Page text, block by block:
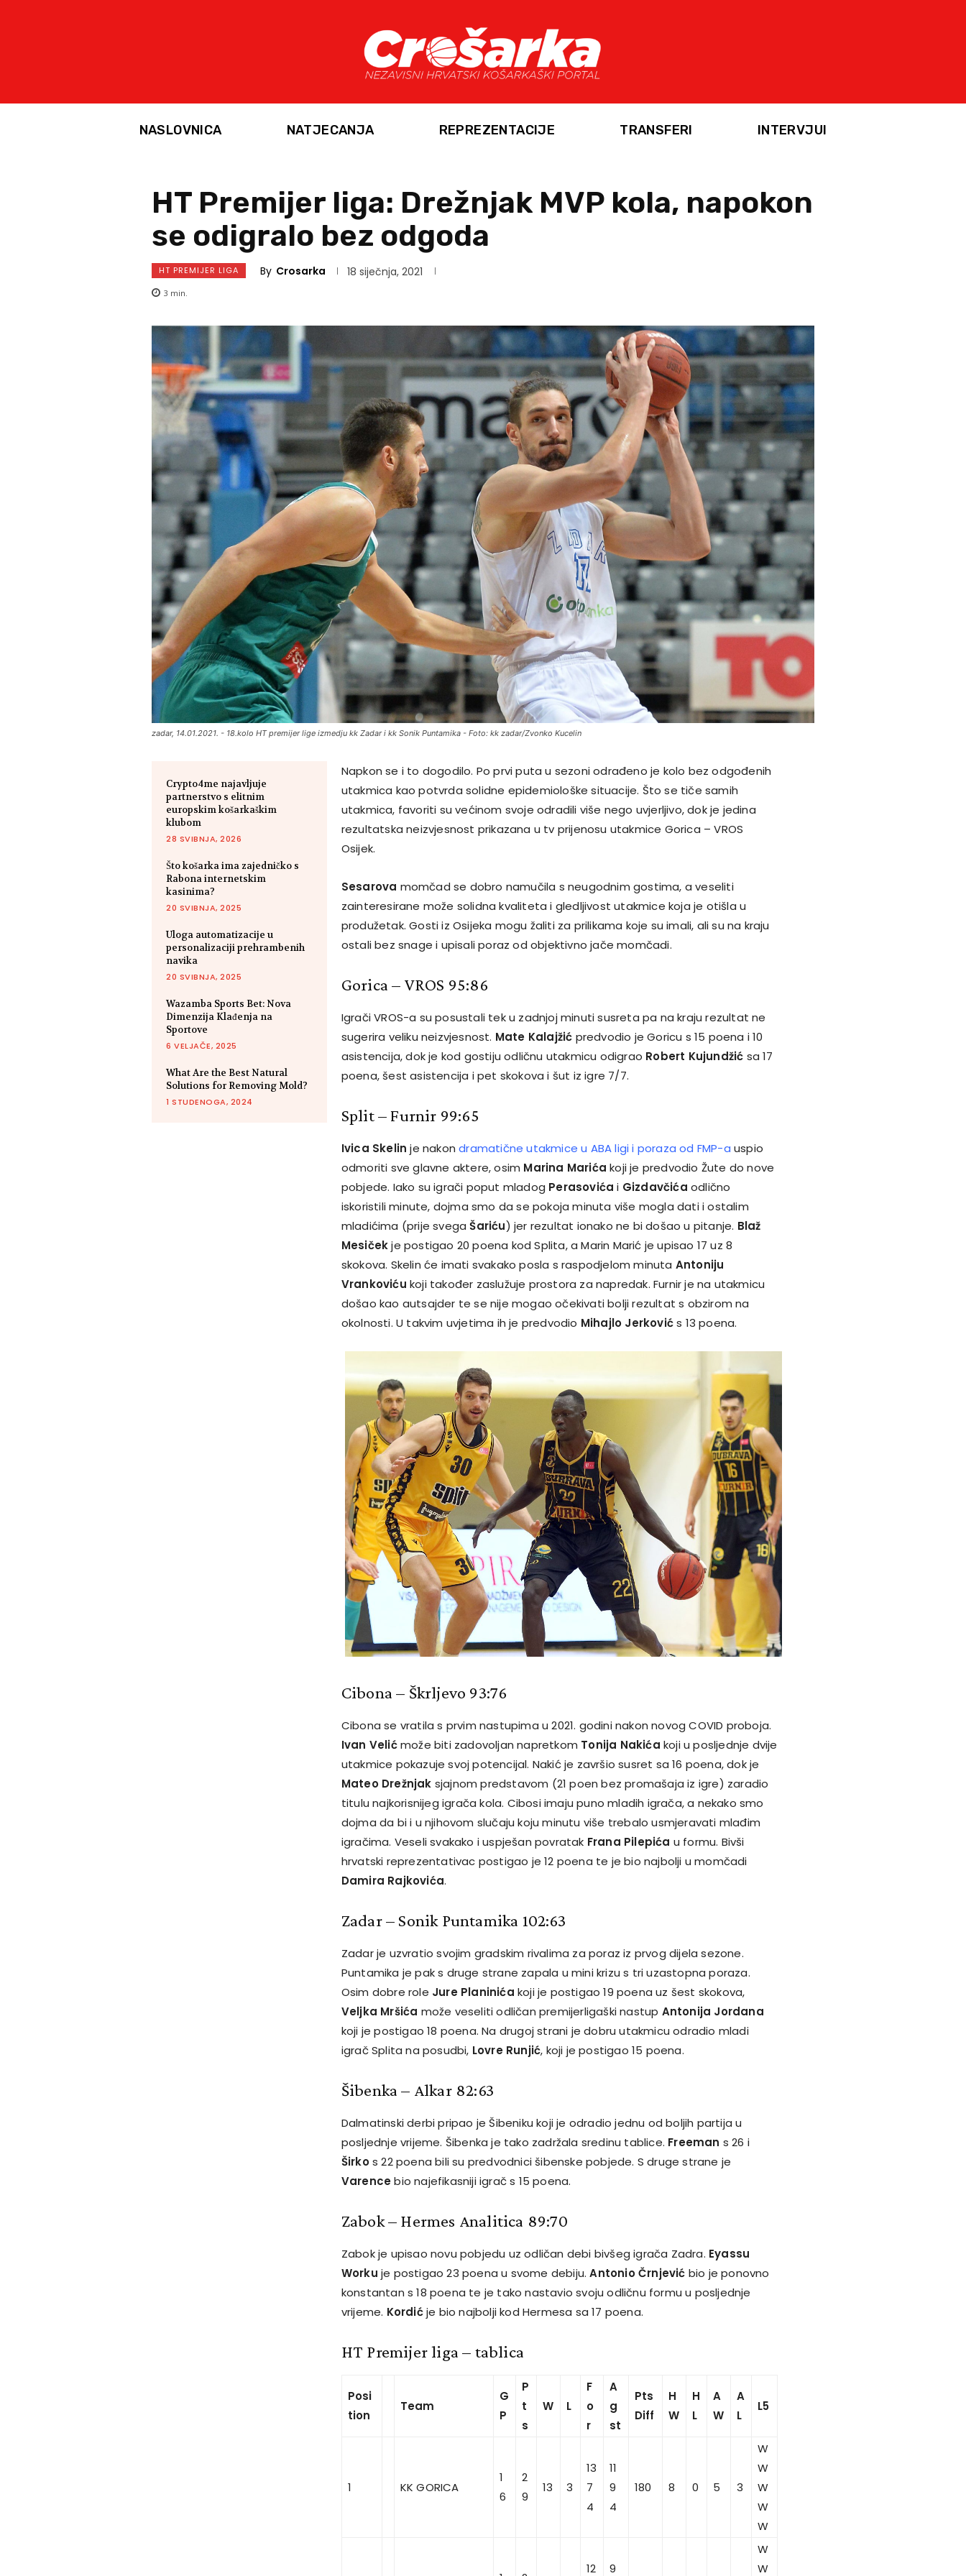
NASLOVNICA NATJECANJA REPREZENTACIJE TRANSFERI INTERVJUI
HT Premijer liga: Drežnjak MVP kola, napokon
se odigralo bez odgoda
HT PREMIJER LIGA By Crosarka 18 siječnja, 2021
3 min.
zadar, 14.01.2021. - 18.kolo HT premijer lige izmedju kk Zadar i kk Sonik Puntamika - Foto: kk zadar/Zvonko Kucelin
Crypto4me najavljuje
partnerstvo s elitnim
europskim košarkaškim
klubom
28 SVIBNJA, 2026
Što košarka ima zajedničko s
Rabona internetskim
kasinima?
20 SVIBNJA, 2025
Uloga automatizacije u
personalizaciji prehrambenih
navika
20 SVIBNJA, 2025
Wazamba Sports Bet: Nova
Dimenzija Klađenja na
Sportove
6 VELJAČE, 2025
What Are the Best Natural
Solutions for Removing Mold?
1 STUDENOGA, 2024
Napkon se i to dogodilo. Po prvi puta u sezoni odrađeno je kolo bez odgođenih
utakmica kao potvrda solidne epidemiološke situacije. Što se tiče samih
utakmica, favoriti su većinom svoje odradili više nego uvjerljivo, dok je jedina
rezultatska neizvjesnost prikazana u tv prijenosu utakmice Gorica – VROS
Osijek.
Sesarova momčad se dobro namučila s neugodnim gostima, a veseliti
zainteresirane može solidna kvaliteta i gledljivost utakmice koja je otišla u
produžetak. Gosti iz Osijeka mogu žaliti za prilikama koje su imali, ali su na kraju
ostali bez snage i upisali poraz od objektivno jače momčadi.
Gorica – VROS 95:86
Igrači VROS-a su posustali tek u zadnjoj minuti susreta pa na kraju rezultat ne
sugerira veliku neizvjesnost. Mate Kalajžić predvodio je Goricu s 15 poena i 10
asistencija, dok je kod gostiju odličnu utakmicu odigrao Robert Kujundžić sa 17
poena, šest asistencija i pet skokova i šut iz igre 7/7.
Split – Furnir 99:65
Ivica Skelin je nakondramatične utakmice u ABA ligi i poraza od FMP-a uspio
odmoriti sve glavne aktere, osim Marina Marića koji je predvodio Žute do nove
pobjede. Iako su igrači poput mladog Perasovića i Gizdavčića odlično
iskoristili minute, dojma smo da se pokoja minuta više mogla dati i ostalim
mladićima (prije svegaŠariću) jer rezultat ionako ne bi došao u pitanje. Blaž
Mesičekje postigao 20 poena kod Splita, a Marin Marić je upisao 17 uz 8
skokova. Skelin će imati svakako posla s raspodjelom minuta Antoniju
Vrankoviću koji također zaslužuje prostora za napredak. Furnir je na utakmicu
došao kao autsajder te se nije mogao očekivati bolji rezultat s obzirom na
okolnosti. U takvim uvjetima ih je predvodio Mihajlo Jerkovićs 13 poena.
Cibona – Škrljevo 93:76
Cibona se vratila s prvim nastupima u 2021. godini nakon novog COVID proboja.
Ivan Velićmože biti zadovoljan napretkom Tonija Nakića koji u posljednje dvije
utakmice pokazuje svoj potencijal. Nakić je završio susret sa 16 poena, dok je
Mateo Drežnjak sjajnom predstavom (21 poen bez promašaja iz igre) zaradio
titulu najkorisnijeg igrača kola. Cibosi imaju puno mladih igrača, a nekako smo
dojma da bi i u njihovom slučaju koju minutu više trebalo usmjeravati mlađim
igračima. Veseli svakako i uspješan povratak Frana Pilepića u formu. Bivši
hrvatski reprezentativac postigao je 12 poena te je bio najbolji u momčadi
Damira Rajkovića.
Zadar – Sonik Puntamika 102:63
Zadar je uzvratio svojim gradskim rivalima za poraz iz prvog dijela sezone.
Puntamika je pak s druge strane zapala u mini krizu s tri uzastopna poraza.
Osim dobre role Jure Planinića koji je postigao 19 poena uz šest skokova,
Veljka Mršića može veseliti odličan premijerligaški nastup Antonija Jordana
koji je postigao 18 poena. Na drugoj strani je dobru utakmicu odradio mladi
igrač Splita na posudbi, Lovre Runjić, koji je postigao 15 poena.
Šibenka – Alkar 82:63
Dalmatinski derbi pripao je Šibeniku koji je odradio jednu od boljih partija u
posljednje vrijeme. Šibenka je tako zadržala sredinu tablice. Freeman s 26 i
Širkos 22 poena bili su predvodnici šibenske pobjede. S druge strane je
Varencebio najefikasniji igrač s 15 poena.
Zabok – Hermes Analitica 89:70
Zabok je upisao novu pobjedu uz odličan debi bivšeg igrača Zadra. Eyassu
Worku je postigao 23 poena u svome debiju.Antonio Črnjević bio je ponovno
konstantan s 18 poena te je tako nastavio svoju odličnu formu u posljednje
vrijeme. Kordićje bio najbolji kod Hermesa sa 17 poena.
HT Premijer liga – tablica
Posi
tion
Team
G
P
P
t
s
W L
F
o
r
A
g
st
Pts
Diff
H
W
H
L
A
W
A
L
L5
1 KK GORICA
1
6
2
9
13 3
13
7
4
11
9
4
180 8 0 5 3
W
W
W
W
W
12 9
W
W